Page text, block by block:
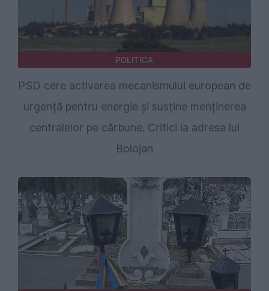
POLITICA
PSD cere activarea mecanismului european de
urgență pentru energie și susține menținerea
centralelor pe cărbune. Critici la adresa lui
Bolojan